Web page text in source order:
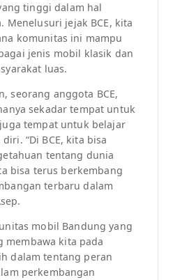
tinggi dalam hal
Menelusuri jejak BCE, kita
komunitas ini mampu
jenis mobil klasik dan
luas.
seorang anggota BCE,
sekadar tempat untuk
tempat untuk belajar
“Di BCE, kita bisa
tentang dunia
bisa terus berkembang
terbaru dalam
mobil Bandung yang
membawa kita pada
dalam tentang peran
perkembangan